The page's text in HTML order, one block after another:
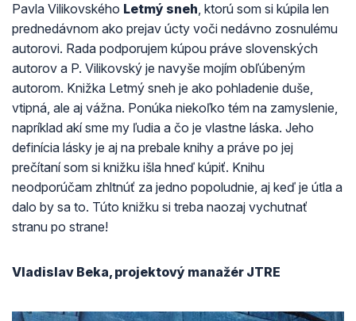
Pavla Vilikovského Letmý sneh, ktorú som si kúpila len
prednedávnom ako prejav úcty voči nedávno zosnulému
autorovi. Rada podporujem kúpou práve slovenských
autorov a P. Vilikovský je navyše mojím obľúbeným
autorom. Knižka Letmý sneh je ako pohladenie duše,
vtipná, ale aj vážna. Ponúka niekoľko tém na zamyslenie,
napríklad akí sme my ľudia a čo je vlastne láska. Jeho
definícia lásky je aj na prebale knihy a práve po jej
prečítaní som si knižku išla hneď kúpiť. Knihu
neodporúčam zhltnúť za jedno popoludnie, aj keď je útla a
dalo by sa to. Túto knižku si treba naozaj vychutnať
stranu po strane!
Vladislav Beka, projektový manažér JTRE